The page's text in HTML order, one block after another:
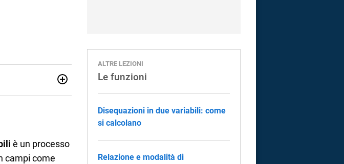
un pò di anni negli
classe di
è un processo
campi come
ALTRE LEZIONI
Le funzioni
Disequazioni in due variabili: come
si calcolano
Relazione e modalità di